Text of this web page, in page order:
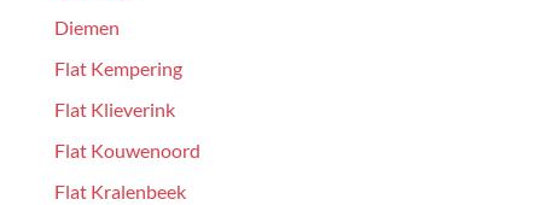
Diemen
Flat Kempering
Flat Klieverink
Flat Kouwenoord
Flat Kralenbeek